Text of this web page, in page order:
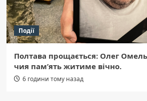
Події
Полтава прощається: Олег
чия пам’ять житиме вічно.
6 години тому назад